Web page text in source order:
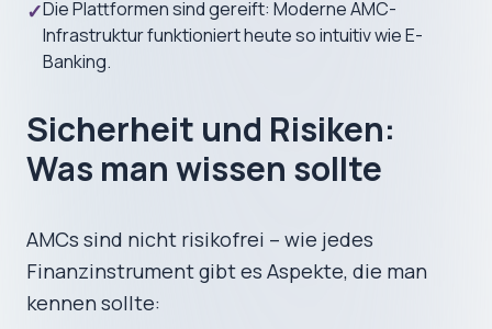
✓Die Plattformen sind gereift: Moderne AMC-
Infrastruktur funktioniert heute so intuitiv wie E-
Banking.
Sicherheit und Risiken:
Was man wissen sollte
AMCs sind nicht risikofrei – wie jedes
Finanzinstrument gibt es Aspekte, die man
kennen sollte: